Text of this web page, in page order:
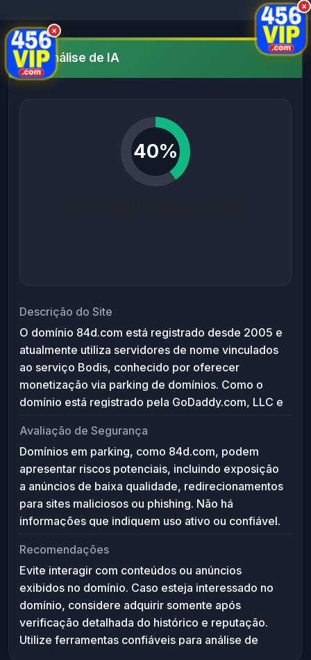
Análise de IA
40%
Descrição do Site
O domínio 84d.com está registrado desde 2005 e
atualmente utiliza servidores de nome vinculados
ao serviço Bodis, conhecido por oferecer
monetização via parking de domínios. Como o
domínio está registrado pela GoDaddy.com, LLC e
que o site não possua conteúdo ativo ou
funcionalidade própria, servindo apenas para
exibição de anúncios ou comercialização do
domínio.
Avaliação de Segurança
Domínios em parking, como 84d.com, podem
apresentar riscos potenciais, incluindo exposição
a anúncios de baixa qualidade, redirecionamentos
para sites maliciosos ou phishing. Não há
informações que indiquem uso ativo ou confiável.
informações pessoais e utilizar ferramentas de
segurança atualizadas. Verificar reputação em
serviços de análise de segurança pode ser útil
antes do acesso.
Recomendações
Evite interagir com conteúdos ou anúncios
exibidos no domínio. Caso esteja interessado no
domínio, considere adquirir somente após
verificação detalhada do histórico e reputação.
Utilize ferramentas confiáveis para análise de
×
×